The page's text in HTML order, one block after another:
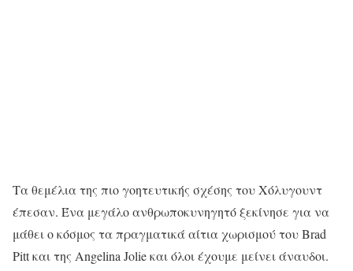
Τα θεμέλια της πιο γοητευτικής σχέσης του Χόλυγουντ
έπεσαν. Ένα μεγάλο ανθρωποκυνηγητό ξεκίνησε για να
μάθει ο κόσμος τα πραγματικά αίτια χωρισμού του Brad
Pitt και της Angelina Jolie και όλοι έχουμε μείνει άναυδοι.